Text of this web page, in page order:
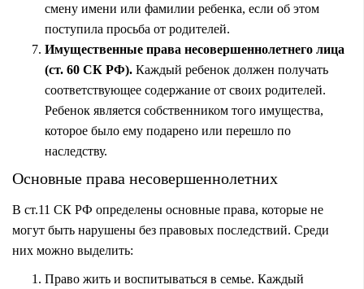
смену имени или фамилии ребенка, если об этом
поступила просьба от родителей.
Имущественные права несовершеннолетнего лица
(ст. 60 СК РФ). Каждый ребенок должен получать
соответствующее содержание от своих родителей.
Ребенок является собственником того имущества,
которое было ему подарено или перешло по
наследству.
Основные права несовершеннолетних
В ст.11 СК РФ определены основные права, которые не
могут быть нарушены без правовых последствий. Среди
них можно выделить:
Право жить и воспитываться в семье. Каждый